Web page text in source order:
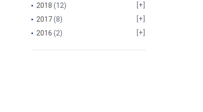
2018 (12)
2017(8)
2016 (2)